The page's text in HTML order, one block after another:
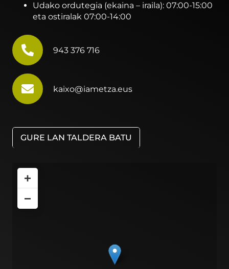
Udako ordutegia (ekaina – iraila): 07:00-15:00
eta ostiralak 07:00-14:00
943 376 716
kaixo@iametza.eus
GURE LAN TALDERA BATU
+
−